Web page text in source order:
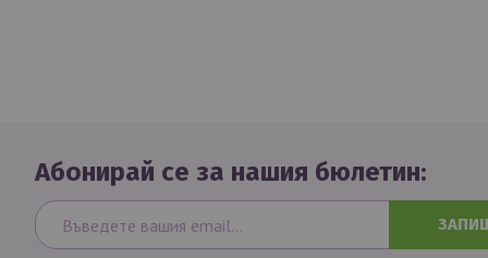
Абонирай се за нашия бюлетин: